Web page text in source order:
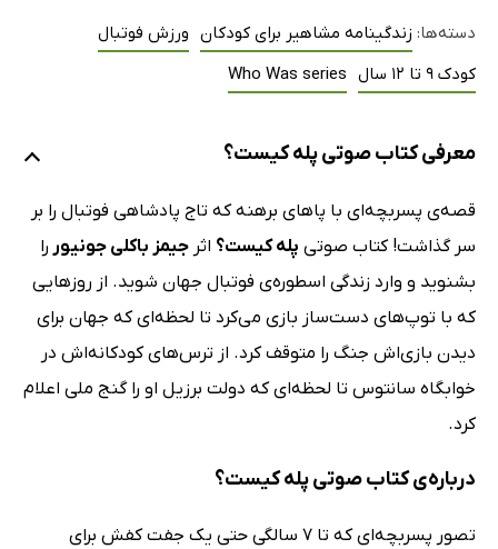
دسته‌ها: زندگینامه مشاهیر برای کودکان ورزش فوتبال
کودک 9 تا 12 سال
Who Was series
معرفی کتاب صوتی پله کیست؟
قصه‌ی پسربچه‌ای با پاهای برهنه که تاج پادشاهی فوتبال را بر
سر گذاشت! کتاب صوتی پله کیست؟ اثر جیمز باکلی جونیور را
بشنوید و وارد زندگی اسطوره‌ی فوتبال جهان شوید. از روزهایی
که با توپ‌های دست‌ساز بازی می‌کرد تا لحظه‌ای که جهان برای
دیدن بازی‌اش جنگ را متوقف کرد. از ترس‌های کودکانه‌اش در
خوابگاه سانتوس تا لحظه‌ای که دولت برزیل او را گنج ملی اعلام
کرد.
درباره‌ی کتاب صوتی پله کیست؟
تصور پسربچه‌ای که تا 7 سالگی حتی یک جفت کفش برای